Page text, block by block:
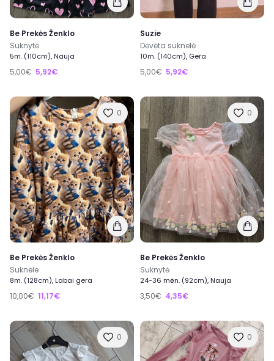
Be Prekės Ženklo
Suknytė
5m. (110cm), Nauja
5,00€ 5,92€
Suzie
Dėvėta suknelė
10m. (140cm), Gera
5,00€ 5,92€
0
Be Prekės Ženklo
Suknele
8m. (128cm), Labai gera
10,00€ 11,17€
0
Be Prekės Ženklo
Suknytė
24-36 mėn. (92cm), Nauja
3,50€ 4,35€
0 0